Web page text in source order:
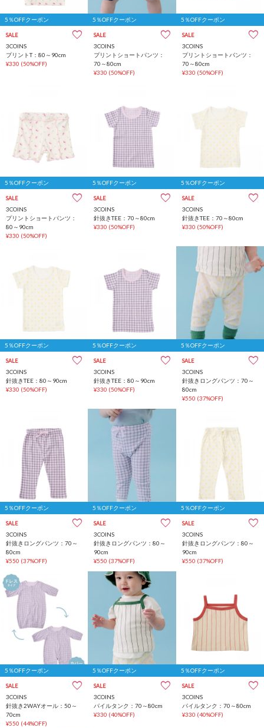
5％OFFクーポン
SALE
3COINS
プリントT：80～90cm
¥330 (50%OFF)
5％OFFクーポン
SALE
3COINS
プリントショートパンツ：
70～80cm
¥330 (50%OFF)
5％OFFクーポン
SALE
3COINS
プリントショートパンツ：
70～80cm
¥330 (50%OFF)
5％OFFクーポン
SALE
3COINS
プリントショートパンツ：
80～90cm
¥330 (50%OFF)
5％OFFクーポン
SALE
3COINS
針抜きTEE：70～80cm
¥330 (50%OFF)
5％OFFクーポン
SALE
3COINS
針抜きTEE：70～80cm
¥330 (50%OFF)
5％OFFクーポン
SALE
3COINS
針抜きTEE：80～90cm
¥330 (50%OFF)
5％OFFクーポン
SALE
3COINS
針抜きTEE：80～90cm
¥330 (50%OFF)
5％OFFクーポン
SALE
3COINS
針抜きロングパンツ：70～
80cm
¥550 (37%OFF)
5％OFFクーポン
SALE
3COINS
針抜きロングパンツ：70～
80cm
¥550 (37%OFF)
5％OFFクーポン
SALE
3COINS
針抜きロングパンツ：80～
90cm
¥550 (37%OFF)
5％OFFクーポン
SALE
3COINS
針抜きロングパンツ：80～
90cm
¥550 (37%OFF)
5％OFFクーポン
SALE
3COINS
針抜き2WAYオール：50～
70cm
¥550 (44%OFF)
5％OFFクーポン
SALE
3COINS
パイルタンク：70～80cm
¥330 (40%OFF)
5％OFFクーポン
SALE
3COINS
パイルタンク：70～80cm
¥330 (40%OFF)